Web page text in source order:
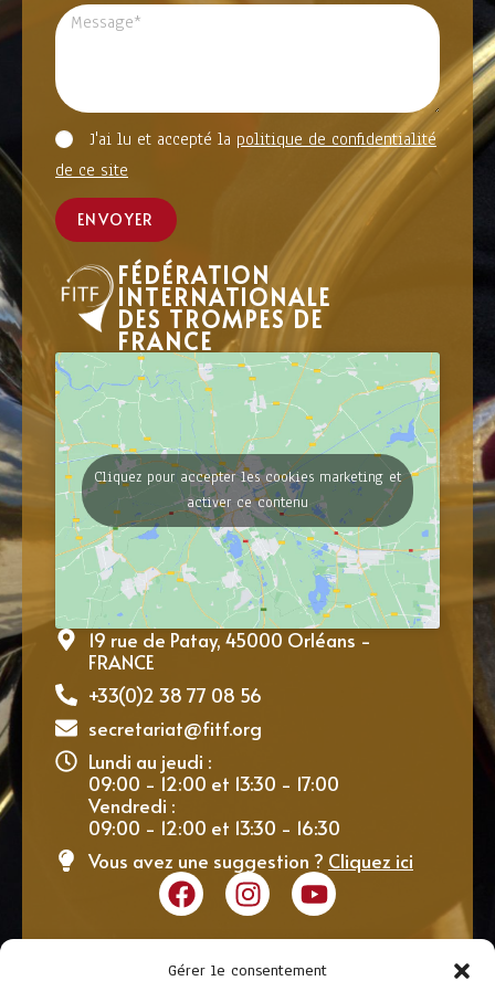
Gérer le consentement
J'ai lu et accepté la politique de confidentialité
de ce site
ENVOYER
FÉDÉRATION
INTERNATIONALE
DES TROMPES DE
FRANCE
Cliquez pour accepter les cookies marketing et
activer ce contenu
19 rue de Patay, 45000 Orléans -
FRANCE
+33(0)2 38 77 08 56
secretariat@fitf.org
Lundi au jeudi :
09:00 - 12:00 et 13:30 - 17:00
Vendredi :
09:00 - 12:00 et 13:30 - 16:30
Vous avez une suggestion ? Cliquez ici